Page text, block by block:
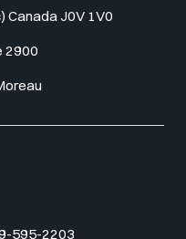
Canada J0V 1V0
2900
595-2203